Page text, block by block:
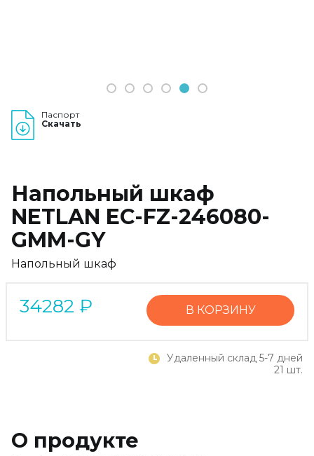
1 2 3 4 5 6
Паспорт
Скачать
Напольный шкаф
NETLAN EC-FZ-246080-
GMM-GY
Напольный шкаф
34282 ₽ В КОРЗИНУ
Удаленный склад 5-7 дней
21 шт.
О продукте